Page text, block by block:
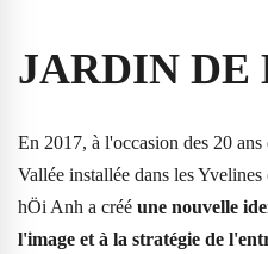
JARDIN DE
En 2017, à l'occasion des 20
Vallée installée dans les
hÖi Anh a créé une nouvelle
l'image et à la stratégie de